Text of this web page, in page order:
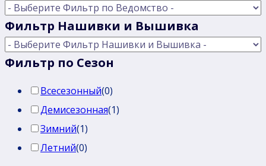
Фильтр Нашивки и Вышивка
Фильтр по Сезон
Всесезонный(0)
Демисезонная(1)
Зимний(1)
Летний(0)